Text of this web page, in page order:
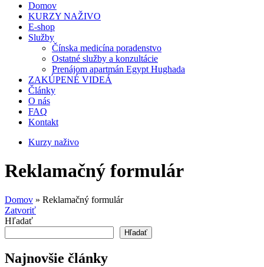
Domov
KURZY NAŽIVO
E-shop
Služby
Čínska medicína poradenstvo
Ostatné služby a konzultácie
Prenájom apartmán Egypt Hughada
ZAKÚPENÉ VIDEÁ
Články
O nás
FAQ
Kontakt
Kurzy naživo
Reklamačný formulár
Domov » Reklamačný formulár
Zatvoriť
Hľadať
Hľadať
Najnovšie články